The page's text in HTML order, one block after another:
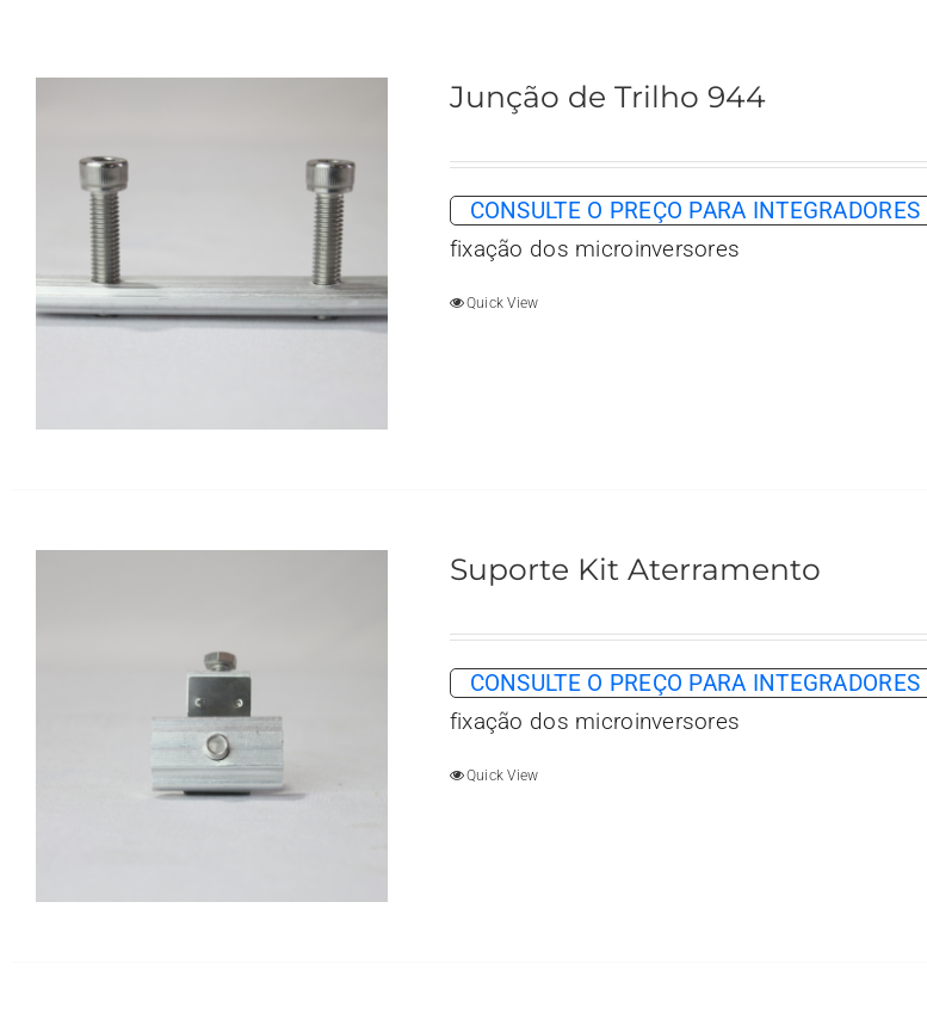
Junção de Trilho 944
CONSULTE O PREÇO PARA INTEGRADORES
fixação dos microinversores
Quick View
Suporte Kit Aterramento
CONSULTE O PREÇO PARA INTEGRADORES
fixação dos microinversores
Quick View